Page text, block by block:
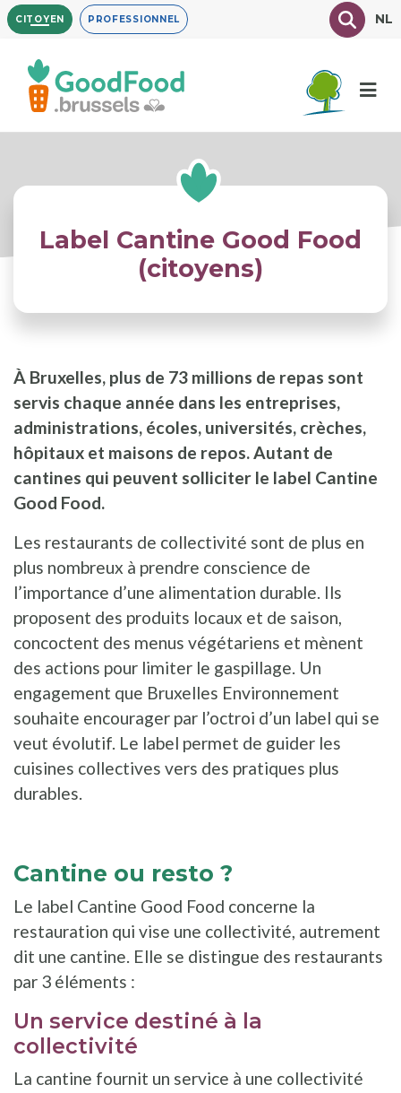
Aller
au
contenu
principal
CITOYEN PROFESSIONNEL TexteNL
Label Cantine Good Food
(citoyens)
À Bruxelles, plus de 73 millions de repas sont
servis chaque année dans les entreprises,
administrations, écoles, universités, crèches,
hôpitaux et maisons de repos. Autant de
cantines qui peuvent solliciter le label Cantine
Good Food.
Les restaurants de collectivité sont de plus en
plus nombreux à prendre conscience de
l’importance d’une alimentation durable. Ils
proposent des produits locaux et de saison,
concoctent des menus végétariens et mènent
des actions pour limiter le gaspillage. Un
engagement que Bruxelles Environnement
souhaite encourager par l’octroi d’un label qui se
veut évolutif. Le label permet de guider les
cuisines collectives vers des pratiques plus
durables.
Cantine ou resto ?
Le label Cantine Good Food concerne la
restauration qui vise une collectivité, autrement
dit une cantine. Elle se distingue des restaurants
par 3 éléments :
Un service destiné à la
collectivité
La cantine fournit un service à une collectivité